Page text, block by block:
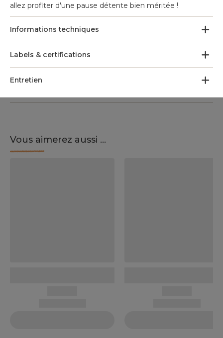
allez profiter d'une pause détente bien méritée !
Informations techniques
Labels & certifications
Entretien
Vous aimerez aussi ...